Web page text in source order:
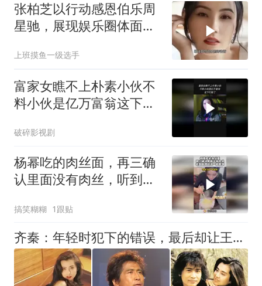
张柏芝以行动感恩伯乐周
星驰，展现娱乐圈体面师
上班摸鱼一级选手
富家女瞧不上朴素小伙不
料小伙是亿万富翁这下打
破碎影视剧
杨幂吃的肉丝面，再三确
认里面没有肉丝，听到助
搞笑糊糊 1跟贴
齐秦：年轻时犯下的错误，最后却让王祖贤为他买了单，他后悔吗